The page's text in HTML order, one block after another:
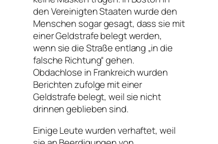
den Vereinigten Staaten wurde den
Menschen sogar gesagt, dass sie mit
einer Geldstrafe belegt werden,
wenn sie die Straße entlang „in die
falsche Richtung“ gehen.
Obdachlose in Frankreich wurden
Berichten zufolge mit einer
Geldstrafe belegt, weil sie nicht
drinnen geblieben sind.
Einige Leute wurden verhaftet, weil